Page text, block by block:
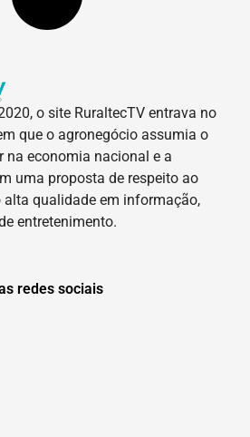
o site RuraltecTV entrava no
que o agronegócio assumia o
na economia nacional e a
uma proposta de respeito ao
alta qualidade em informação,
entretenimento.
redes sociais